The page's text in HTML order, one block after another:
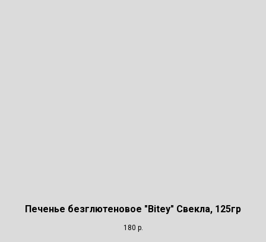
Печенье безглютеновое "Bitey" Свекла, 125гр
180 р.